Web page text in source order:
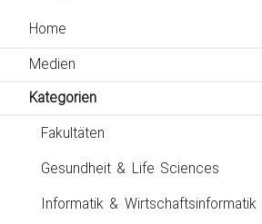
Home
Medien
Kategorien
Fakultäten
Gesundheit & Life Sciences
Informatik & Wirtschaftsinformatik